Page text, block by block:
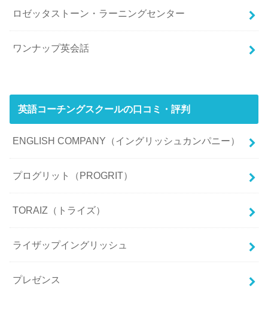
ロゼッタストーン・ラーニングセンター
ワンナップ英会話
英語コーチングスクールの口コミ・評判
ENGLISH COMPANY（イングリッシュカンパニー）
プログリット（PROGRIT）
TORAIZ（トライズ）
ライザップイングリッシュ
プレゼンス